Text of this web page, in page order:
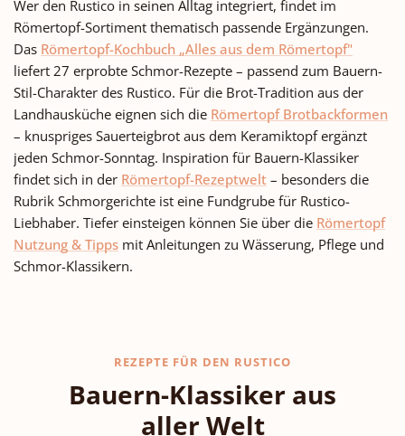
Wer den Rustico in seinen Alltag integriert, findet im
Römertopf-Sortiment thematisch passende Ergänzungen.
Das Römertopf-Kochbuch „Alles aus dem Römertopf"
liefert 27 erprobte Schmor-Rezepte – passend zum Bauern-
Stil-Charakter des Rustico. Für die Brot-Tradition aus der
Landhausküche eignen sich die Römertopf Brotbackformen
– knuspriges Sauerteigbrot aus dem Keramiktopf ergänzt
jeden Schmor-Sonntag. Inspiration für Bauern-Klassiker
findet sich in der Römertopf-Rezeptwelt – besonders die
Rubrik Schmorgerichte ist eine Fundgrube für Rustico-
Liebhaber. Tiefer einsteigen können Sie über die Römertopf
Nutzung & Tipps mit Anleitungen zu Wässerung, Pflege und
Schmor-Klassikern.
REZEPTE FÜR DEN RUSTICO
Bauern-Klassiker aus
aller Welt